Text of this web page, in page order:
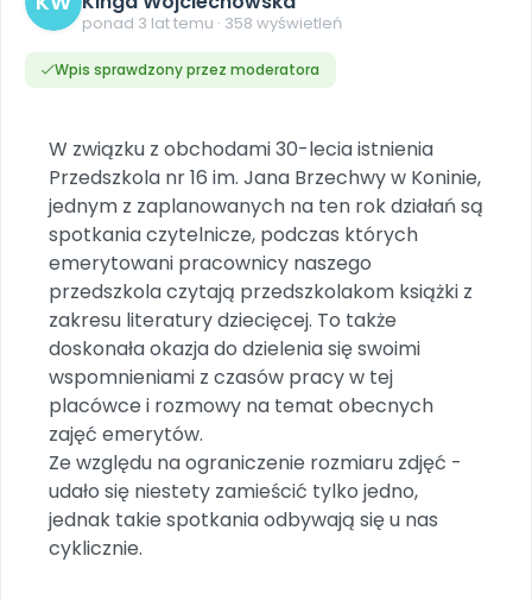
Scenariusze i artykuły
Materiały z miesięcznika
Multimedia i pliki
Plany tygodniowe
Praca wychowawcza
Bliżejprzedszkolne zestawy
Zestawy do pobrania
POLECAMY
Wybierz prezent
Przy zamówieniu prenumeraty
Zaplanuj rok przedszkolny
Materiały na nowy rok
Archiwalne numery
Miesięczniki
Aktualne oraz archiwalne numery
Materiały w formie cyfrowej
Wszystko dla przedszkoli
Zamówienia hurtowe
NA SKRÓTY
Letnia wyprzedaż
Promocje w sklepie
Nowości
Zapowiedzi
Polecamy
Szkolenia w Twojej placówce
Konferencje
Spotkania na dużą skalę
Pakiet szkoleń
Kompleksowe programy szkoleniowe
POLECAMY
Akademia Muzyki i Ruchu
Szkolenia muzyczne
E-wydania miesięcznika
Ebooki
Strona WWW dla przedszkola
Gotowa w mniej niż 10 min • 14 dni bez opłat
Pakiet bliżej MAX
Dookoła Polski
Poznajemy regiony
Literkowo
Nauka liter i głosek
Sprintem do maratonu
Ruch i motywacja
Bliżej Pieska
Pomoc zwierzętom
Książka (dla) Przedszkolaka
Promowanie czytelnictwa
Wygrywaj nagrody
Facebook
Instagram
Zobacz nas na Instagramie
TikTok
Zobacz nas na TikToku
YouTube
Filmy edukacyjne
ponad 3 lat temu · 358 wyświetleń
Wpis sprawdzony przez moderatora
W związku z obchodami 30-lecia istnienia
Przedszkola nr 16 im. Jana Brzechwy w Koninie,
jednym z zaplanowanych na ten rok działań są
spotkania czytelnicze, podczas których
emerytowani pracownicy naszego
przedszkola czytają przedszkolakom książki z
zakresu literatury dziecięcej. To także
doskonała okazja do dzielenia się swoimi
wspomnieniami z czasów pracy w tej
placówce i rozmowy na temat obecnych
zajęć emerytów.
Ze względu na ograniczenie rozmiaru zdjęć -
udało się niestety zamieścić tylko jedno,
jednak takie spotkania odbywają się u nas
cyklicznie.